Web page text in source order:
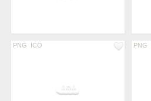
PNG ICO PNG